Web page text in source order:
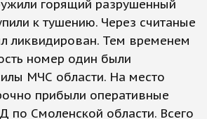
горящий разрушенный
к тушению. Через считаные
ликвидирован. Тем временем
номер один были
МЧС области. На место
прибыли оперативные
по Смоленской области. Всего